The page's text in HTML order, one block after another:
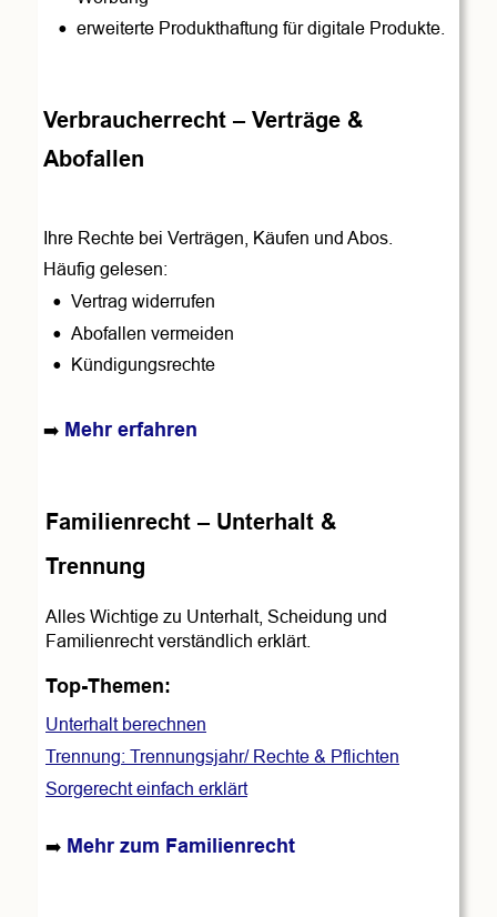
Familienrecht – Unterhalt &
Trennung
Alles Wichtige zu Unterhalt, Scheidung und
Familienrecht verständlich erklärt.
Top-Themen:
Unterhalt berechnen
Trennung: Trennungsjahr/ Rechte & Pflichten
Sorgerecht einfach erklärt
➡️ Mehr zum Familienrecht
Verbraucherrecht – Verträge &
Abofallen
Ihre Rechte bei Verträgen, Käufen und Abos.
Häufig gelesen:
• Vertrag widerrufen
• Abofallen vermeiden
• Kündigungsrechte
➡️ Mehr erfahren
• erweiterte Produkthaftung für digitale Produkte.